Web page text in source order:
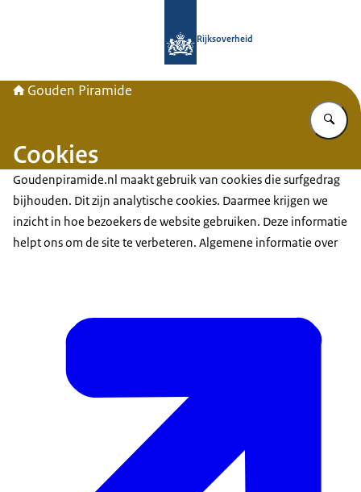
Rijksoverheid
Gouden Piramide
Cookies
Goudenpiramide.nl maakt gebruik van cookies die surfgedrag
bijhouden. Dit zijn analytische cookies. Daarmee krijgen we
inzicht in hoe bezoekers de website gebruiken. Deze informatie
helpt ons om de site te verbeteren. Algemene informatie over